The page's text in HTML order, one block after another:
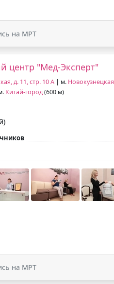
на МРТ
центр "Мед-Эксперт"
д. 11, стр. 10 А | м. Новокузнецкая
Китай-город(600 м)
на МРТ